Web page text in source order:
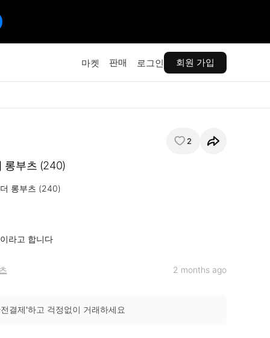
마켓 판매 로그인 회원 가입
2
롱부츠 (240)
롱부츠 (240)
라고 합니다
2 months ago
결제'하고 걱정없이 거래하세요